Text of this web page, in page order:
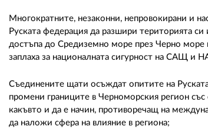
Многократните, незаконни, непровокирани и
Руската федерация да разшири територията си
достъпа до Средиземно море през Черно море
заплаха за националната сигурност на САЩ и
Съединените щати осъждат опитите на
промени границите в Черноморския регион със
какъвто и да е начин, противоречащ на
да наложи сфера на влияние в региона;